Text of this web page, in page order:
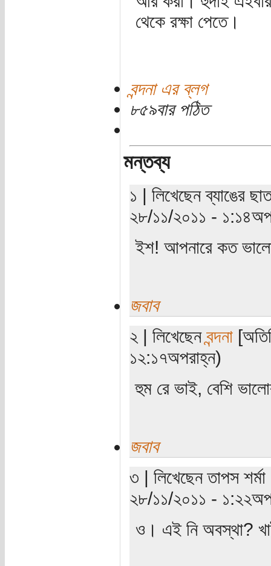
থেকে রক্ষা পেতে।
বন্দনা এর ব্লগ
৮৫৯বার পঠিত
মন্তব্য
১ | লিখেছেন ব্যাঙের
২৮/১১/২০১১ -
ইশ! আপনারে কত
জবাব
২ | লিখেছেনবন্দনা
১২:১৭অপরাহ্ন)
হুম রে ভাই, বেশি
জবাব
৩ | লিখেছেন তাপস
২৮/১১/২০১১ -
ও। এই নি অবস্থা?